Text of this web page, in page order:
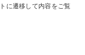
に遷移して内容をご覧